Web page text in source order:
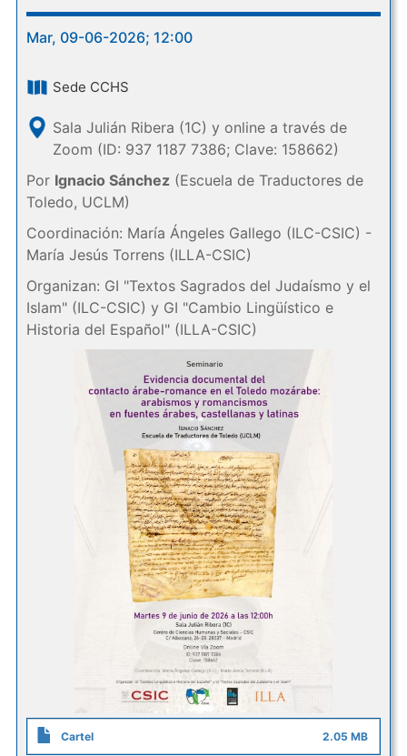
Mar, 09-06-2026; 12:00
Sede CCHS
Sala Julián Ribera (1C) y online a través de
Zoom (ID: 937 1187 7386; Clave: 158662)
Por Ignacio Sánchez(Escuela de Traductores de
Toledo, UCLM)
Coordinación: María Ángeles Gallego (ILC-CSIC) -
María Jesús Torrens (ILLA-CSIC)
Organizan: GI "Textos Sagrados del Judaísmo y el
Islam" (ILC-CSIC) y GI "Cambio Lingüístico e
Historia del Español" (ILLA-CSIC)
Cartel 2.05 MB